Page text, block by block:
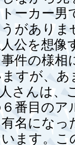
ーカー男
があり
公を想
件の様
すが、
さんは、
番目のア
名になっ
ます。